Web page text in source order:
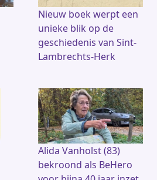
Nieuw boek werpt een
unieke blik op de
geschiedenis van Sint-
Lambrechts-Herk
Alida Vanholst (83)
bekroond als BeHero